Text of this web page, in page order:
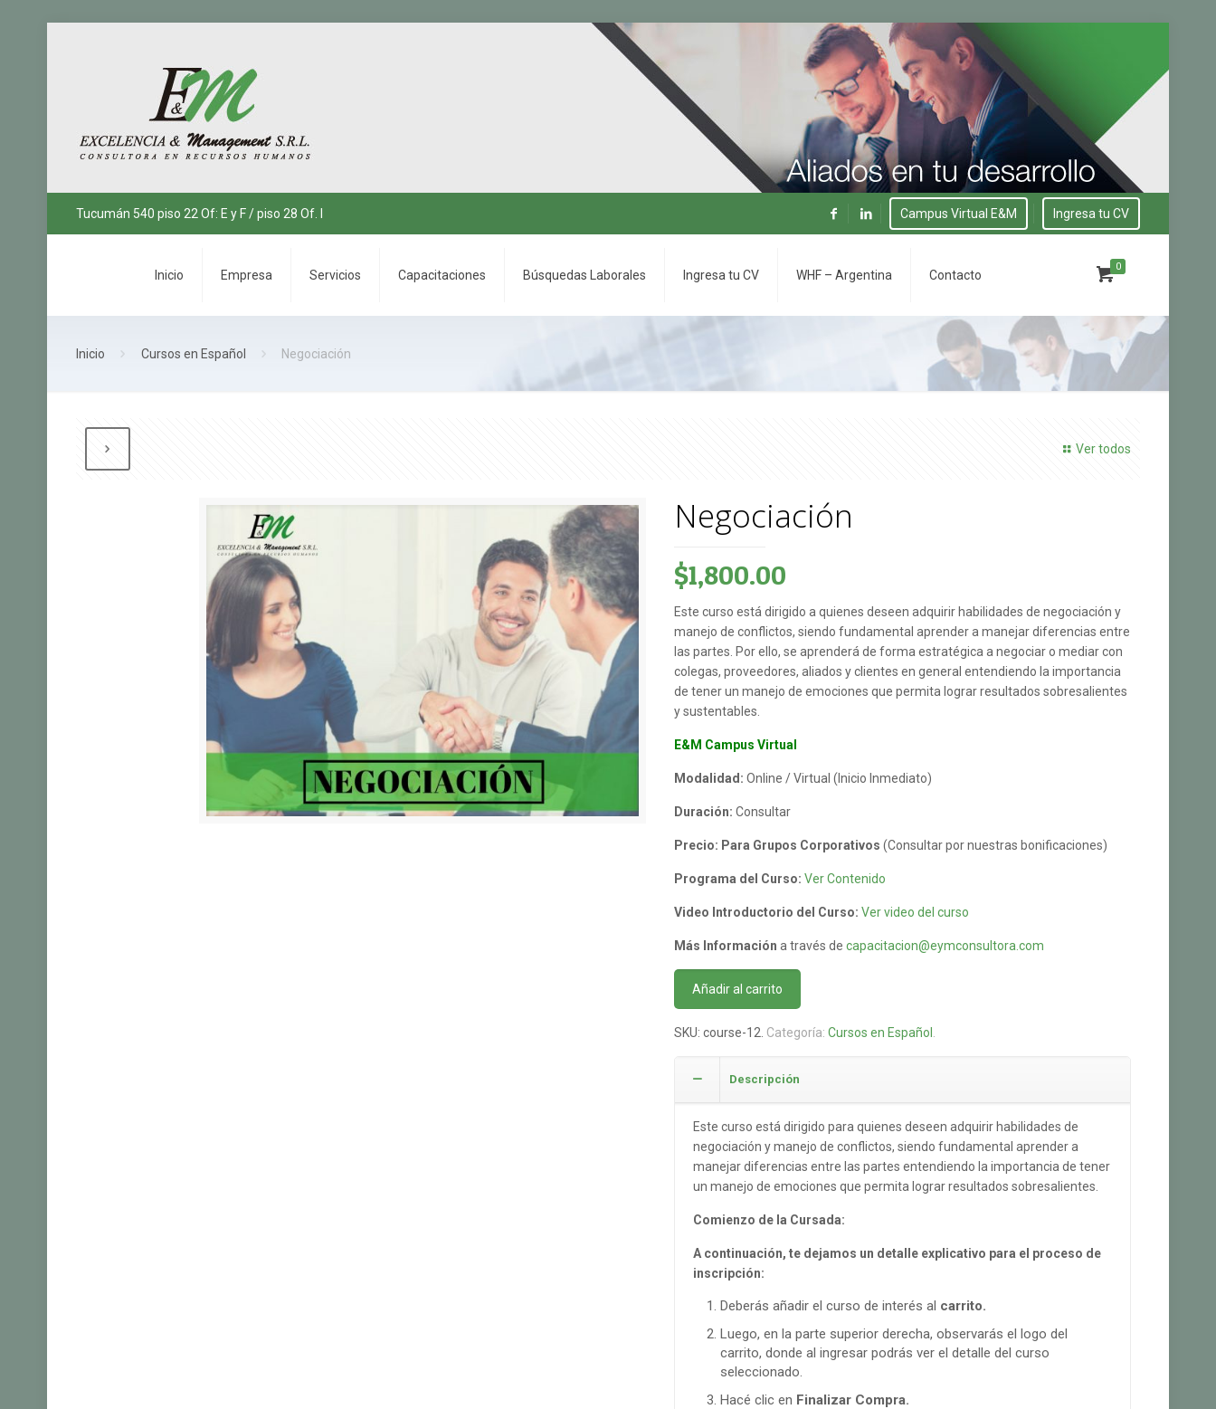
Tucumán 540 piso 22 Of: E y F / piso 28 Of. I Campus Virtual E&M Ingresa tu CV
Inicio Empresa Servicios Capacitaciones Búsquedas Laborales Ingresa tu CV WHF – Argentina Contacto
0
Inicio Cursos en Español Negociación
Ver todos
Negociación
$1,800.00
Este curso está dirigido a quienes deseen adquirir habilidades de negociación y
manejo de conflictos, siendo fundamental aprender a manejar diferencias entre
las partes. Por ello, se aprenderá de forma estratégica a negociar o mediar con
colegas, proveedores, aliados y clientes en general entendiendo la importancia
de tener un manejo de emociones que permita lograr resultados sobresalientes
y sustentables.
E&M Campus Virtual
Modalidad: Online / Virtual (Inicio Inmediato)
Duración: Consultar
Precio: Para Grupos Corporativos (Consultar por nuestras bonificaciones)
Programa del Curso: Ver Contenido
Video Introductorio del Curso: Ver video del curso
Más Información a través decapacitacion@eymconsultora.com
Añadir al carrito
SKU:course-12 Categoría:Cursos en Español
Descripción
Este curso está dirigido para quienes deseen adquirir habilidades de
negociación y manejo de conflictos, siendo fundamental aprender a
manejar diferencias entre las partes entendiendo la importancia de tener
un manejo de emociones que permita lograr resultados sobresalientes.
Comienzo de la Cursada:
A continuación, te dejamos un detalle explicativo para el proceso de
inscripción:
Deberás añadir el curso de interés al carrito.
Luego, en la parte superior derecha, observarás el logo del
carrito, donde al ingresar podrás ver el detalle del curso
seleccionado.
Hacé clic en Finalizar Compra.